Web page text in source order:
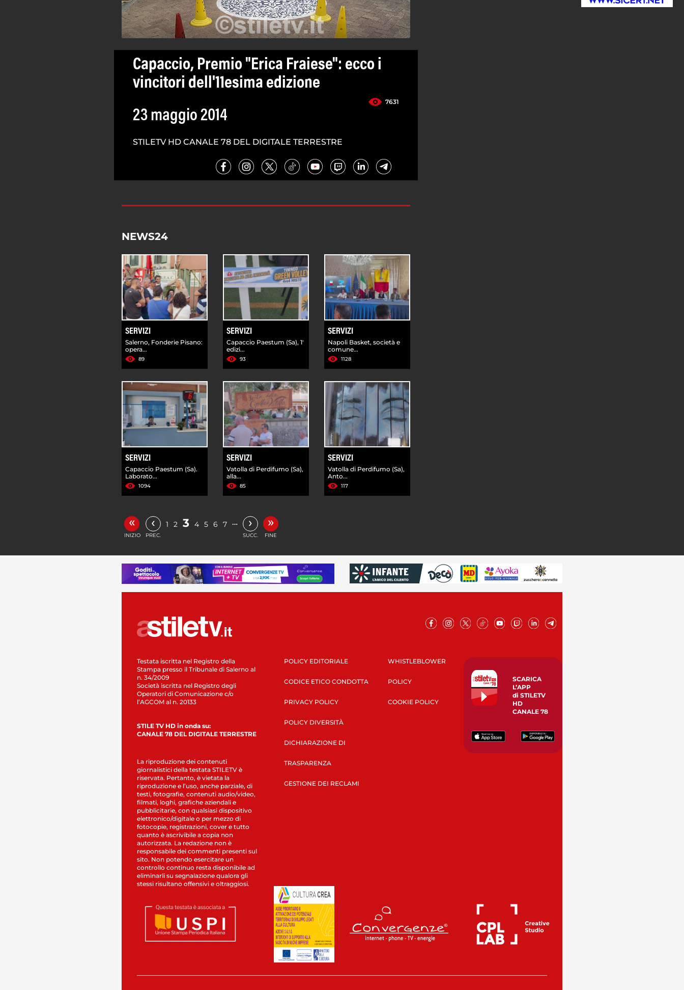
Capaccio, Premio "Erica Fraiese": ecco i
vincitori dell'11esima edizione
7631
23 maggio 2014
STILETV HD CANALE 78 DEL DIGITALE TERRESTRE
NEWS24
SERVIZI
Salerno, Fonderie Pisano:
opera...
89
SERVIZI
Capaccio Paestum (Sa), 1'
edizi...
93
SERVIZI
Napoli Basket, società e
comune...
1128
SERVIZI
Capaccio Paestum (Sa).
Laborato...
1094
SERVIZI
Vatolla di Perdifumo (Sa),
alla...
85
SERVIZI
Vatolla di Perdifumo (Sa),
Anto...
117
«
INIZIO
‹
PREC.
1 2 3 4 5 6 7 … ›
SUCC.
»
FINE
Testata iscritta nel Registro della
Stampa presso il Tribunale di Salerno al
n. 34/2009
Società iscritta nel Registro degli
Operatori di Comunicazione c/o
l’AGCOM al n. 20133
STILE TV HD in onda su:
CANALE 78 DEL DIGITALE TERRESTRE
La riproduzione dei contenuti
giornalistici della testata STILETV è
riservata. Pertanto, è vietata la
riproduzione e l’uso, anche parziale, di
testi, fotografie, contenuti audio/video,
filmati, loghi, grafiche aziendali e
pubblicitarie, con qualsiasi dispositivo
elettronico/digitale o per mezzo di
fotocopie, registrazioni, cover e tutto
quanto è ascrivibile a copia non
autorizzata. La redazione non è
responsabile dei commenti presenti sul
sito. Non potendo esercitare un
controllo continuo resta disponibile ad
eliminarli su segnalazione qualora gli
stessi risultano offensivi e oltraggiosi.
POLICY EDITORIALE
CODICE ETICO CONDOTTA
PRIVACY POLICY
POLICY DIVERSITÀ
DICHIARAZIONE DI
TRASPARENZA
GESTIONE DEI RECLAMI
WHISTLEBLOWER
POLICY
COOKIE POLICY
SCARICA
L’APP
di STILETV
HD
CANALE 78